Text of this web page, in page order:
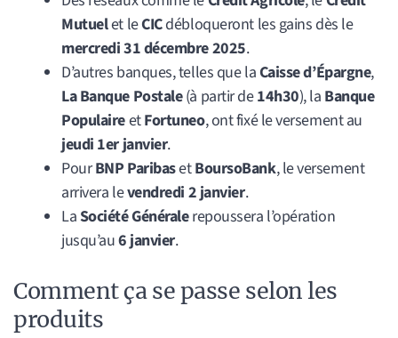
Mutuelet leCICdébloqueront les gains dès le
mercredi 31 décembre 2025.
D’autres banques, telles que laCaisse d’Épargne,
La Banque Postale(à partir de14h30), la Banque
PopulaireetFortuneo, ont fixé le versement au
jeudi 1er janvier.
PourBNP ParibasetBoursoBank, le versement
arrivera levendredi 2 janvier.
LaSociété Généralerepoussera l’opération
jusqu’au6 janvier.
Comment ça se passe selon les
produits